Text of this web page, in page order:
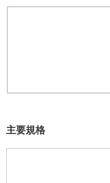
主要規格